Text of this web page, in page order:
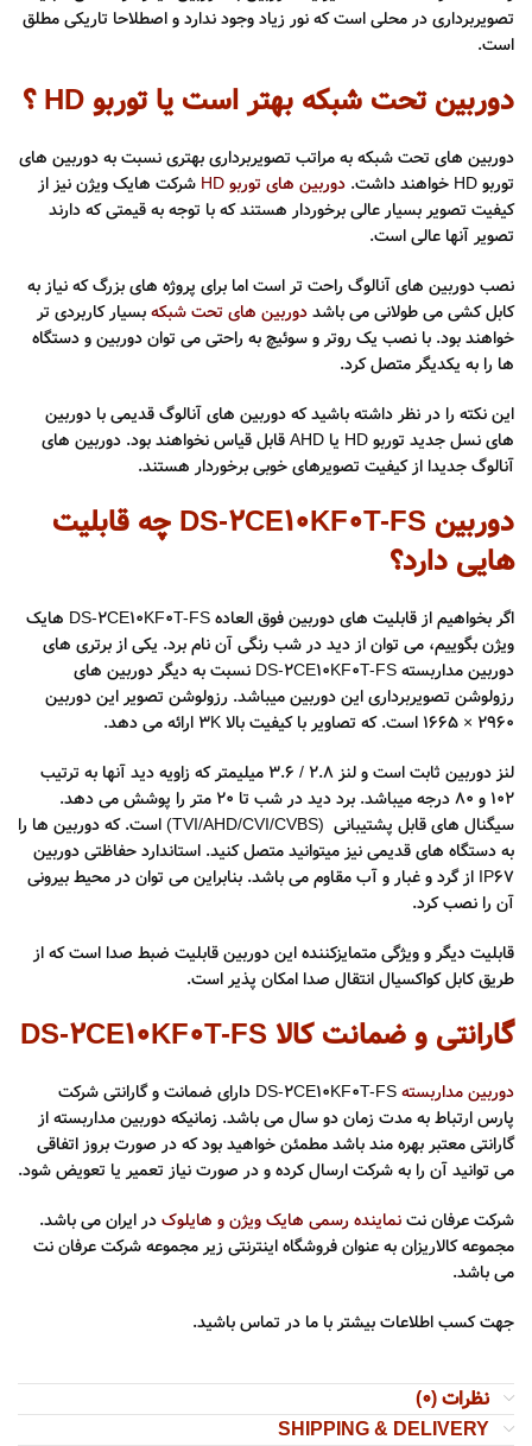
تصویربرداری در محلی است که نور زیاد وجود ندارد و اصطلاحا تاریکی مطلق
است.
دوربین تحت شبکه بهتر است یا توربو HD ؟
دوربین های تحت شبکه به مراتب تصویربرداری بهتری نسبت به دوربین های
توربو HD خواهند داشت.
دوربین های توربو HD
شرکت هایک ویژن نیز از
کیفیت تصویر بسیار عالی برخوردار هستند که با توجه به قیمتی که دارند
تصویر آنها عالی است.
نصب دوربین های آنالوگ راحت تر است اما برای پروژه های بزرگ که نیاز به
کابل کشی می طولانی می باشددوربین های تحت شبکهبسیار کاربردی تر
خواهند بود. با نصب یک روتر و سوئیچ به راحتی می توان دوربین و دستگاه
ها را به یکدیگر متصل کرد.
این نکته را در نظر داشته باشید که دوربین های آنالوگ قدیمی با دوربین
های نسل جدید توربو HD یا AHD قابل قیاس نخواهند بود. دوربین های
آنالوگ جدیدا از کیفیت تصویرهای خوبی برخوردار هستند.
دوربین DS-2CE10KF0T-FS چه قابلیت
هایی دارد؟
اگر بخواهیم از قابلیت های دوربین فوق العاده DS-2CE10KF0T-FS هایک
ویژن بگوییم، می توان از دید در شب رنگی آن نام برد. یکی از برتری های
دوربین مداربسته DS-2CE10KF0T-FS نسبت به دیگر دوربین های
رزولوشن تصویربرداری این دوربین میباشد. رزولوشن تصویر این دوربین
2960 × 1665 است. که تصاویر با کیفیت بالا 3K ارائه می دهد.
لنز دوربین ثابت است و لنز 2.8 / 3.6 میلیمتر که زاویه دید آنها به ترتیب
102 و 80 درجه میباشد. برد دید در شب تا 20 متر را پوشش می دهد.
سیگنال های قابل پشتیبانی (TVI/AHD/CVI/CVBS) است. که دوربین ها را
به دستگاه های قدیمی نیز میتوانید متصل کنید. استاندارد حفاظتی دوربین
IP67 از گرد و غبار و آب مقاوم می باشد. بنابراین می توان در محیط بیرونی
آن را نصب کرد.
قابلیت دیگر و ویژگی متمایزکننده این دوربین قابلیت ضبط صدا است که از
طریق کابل کواکسیال انتقال صدا امکان پذیر است.
گارانتی و ضمانت کالا DS-2CE10KF0T-FS
دوربین مداربسته
DS-2CE10KF0T-FS دارای ضمانت و گارانتی شرکت
پارس ارتباط به مدت زمان دو سال می باشد. زمانیکه دوربین مداربسته از
گارانتی معتبر بهره مند باشد مطمئن خواهید بود که در صورت بروز اتفاقی
می توانید آن را به شرکت ارسال کرده و در صورت نیاز تعمیر یا تعویض شود.
شرکت عرفان نتنماینده رسمی هایک ویژن و هایلوکدر ایران می باشد.
مجموعه کالاریزان به عنوان فروشگاه اینترنتی زیر مجموعه شرکت عرفان نت
می باشد.
جهت کسب اطلاعات بیشتر با ما در تماس باشید.
نظرات (0)
SHIPPING & DELIVERY